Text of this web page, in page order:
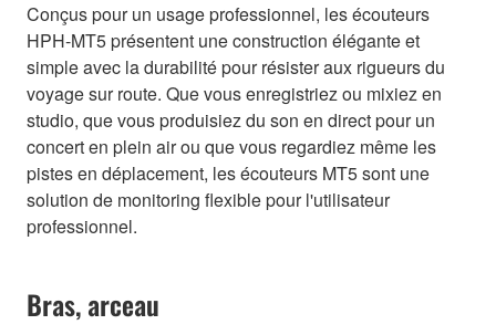
Conçus pour un usage professionnel, les écouteurs
HPH-MT5 présentent une construction élégante et
simple avec la durabilité pour résister aux rigueurs du
voyage sur route. Que vous enregistriez ou mixiez en
studio, que vous produisiez du son en direct pour un
concert en plein air ou que vous regardiez même les
pistes en déplacement, les écouteurs MT5 sont une
solution de monitoring flexible pour l'utilisateur
professionnel.
Bras, arceau